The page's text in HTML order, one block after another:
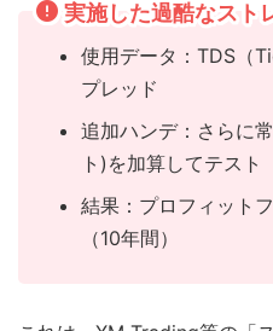
実施した過酷なスト
使用データ：TDS（
プレッド
追加ハンデ：さらに
ト)を加算してテスト
結果：プロフィット
（10年間）